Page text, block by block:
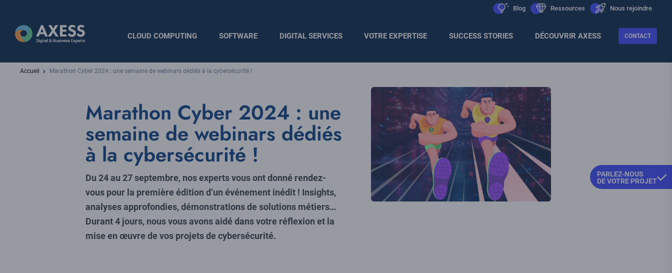
contenu
principal
Blog
icon Ressources
icon Nous rejoindre
icon
principale
CLOUD COMPUTING SOFTWARE DIGITAL SERVICES VOTRE EXPERTISE SUCCESS STORIES DÉCOUVRIR AXESS CONTACT
Accueil Marathon Cyber 2024 : une semaine de webinars dédiés à la cybersécurité !
Marathon Cyber 2024 : une
semaine de webinars dédiés
à la cybersécurité !
Du 24 au 27 septembre, nos experts vous ont donné rendez-
vous pour la première édition d’un événement inédit ! Insights,
analyses approfondies, démonstrations de solutions métiers…
Durant 4 jours, nous vous avons aidé dans votre réflexion et la
mise en œuvre de vos projets de cybersécurité.
PARLEZ-NOUS
DE VOTRE PROJET